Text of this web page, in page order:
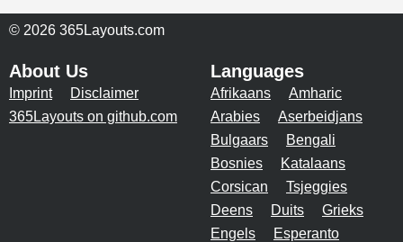
© 2026 365Layouts.com
About Us
Imprint
Disclaimer
365Layouts on github.com
Languages
Afrikaans
Amharic
Arabies
Aserbeidjans
Bulgaars
Bengali
Bosnies
Katalaans
Corsican
Tsjeggies
Deens
Duits
Grieks
Engels
Esperanto